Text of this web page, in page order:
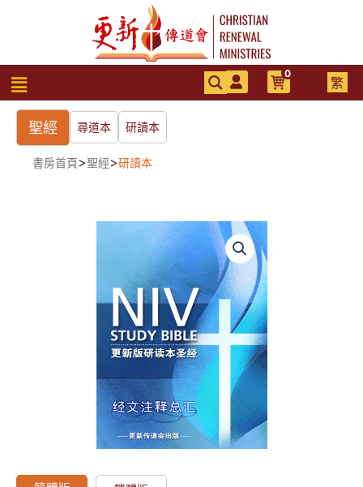
要
內選
單
0
繁
聖經 尋道本 研讀本
書房首頁>聖經>研讀本